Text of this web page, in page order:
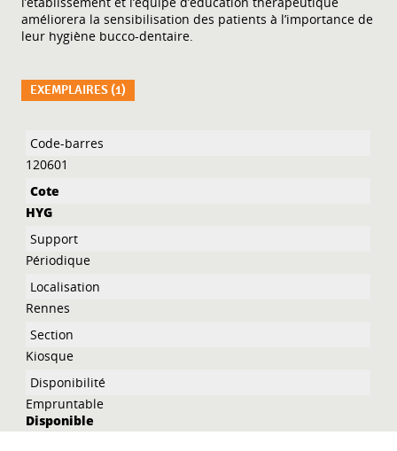
améliorera la sensibilisation des patients à l’importance de
leur hygiène bucco-dentaire.
EXEMPLAIRES (1)
Liste des exemplaires
120601
HYG
Périodique
Rennes
Kiosque
Empruntable
Disponible